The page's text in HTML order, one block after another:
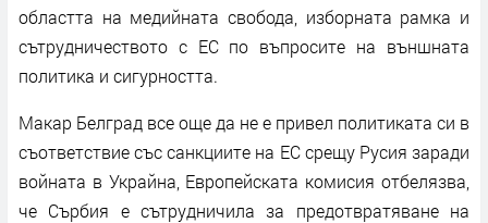
областта на медийната свобода, изборната рамка и
сътрудничеството с ЕС по въпросите на външната
политика и сигурността.
Макар Белград все още да не е привел политиката си в
съответствие със санкциите на ЕС срещу Русия заради
войната в Украйна, Европейската комисия отбелязва,
че Сърбия е сътрудничила за предотвратяване на